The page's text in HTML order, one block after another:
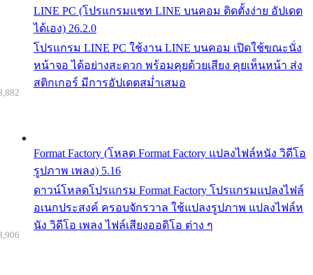
LINE PC (โปรแกรมแชท LINE บนคอม ติดตั้งง่าย อัปเดต
ได้เอง) 26.2.0
โปรแกรม LINE PC ใช้งาน LINE บนคอม เปิดใช้ขณะนั่ง
หน้าจอ ได้อย่างสะดวก พร้อมคุยด้วยเสียง คุยเห็นหน้า ส่ง
สติกเกอร์ มีการอัปเดตสม่ำเสมอ
Format Factory (โหลด Format Factory แปลงไฟล์หนัง วิดีโอ
รูปภาพ เพลง) 5.16
ดาวน์โหลดโปรแกรม Format Factory โปรแกรมแปลงไฟล์
อเนกประสงค์ ครอบจักรวาล ใช้แปลงรูปภาพ แปลงไฟล์ห
นัง วิดีโอ เพลง ไฟล์เสียงออดิโอ ต่าง ๆ